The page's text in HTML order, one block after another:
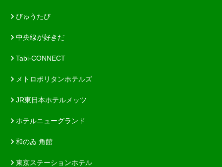
びゅうたび
中央線が好きだ
Tabi-CONNECT
メトロポリタンホテルズ
JR東日本ホテルメッツ
ホテルニューグランド
和のゐ 角館
東京ステーションホテル